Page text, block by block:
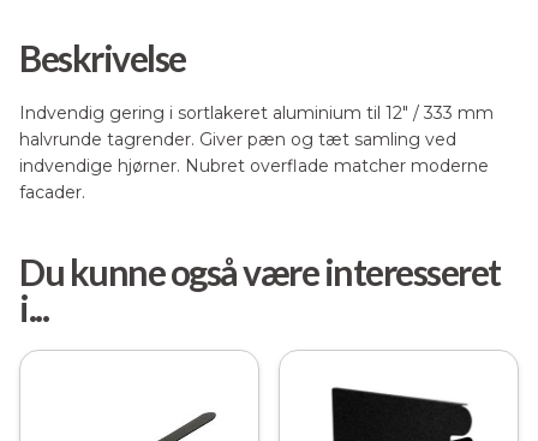
Beskrivelse
Indvendig gering i sortlakeret aluminium til 12″ / 333 mm
halvrunde tagrender. Giver pæn og tæt samling ved
indvendige hjørner. Nubret overflade matcher moderne
facader.
Du kunne også være interesseret
i...